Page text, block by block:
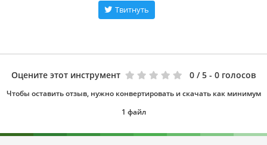
Твитнуть
Оцените этот инструмент 0 / 5 - 0 голосов
Чтобы оставить отзыв, нужно конвертировать и скачать как минимум
1 файл